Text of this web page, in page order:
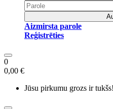
Aizmirsta parole
Reģistrēties
0
0,00 €
Jūsu pirkumu grozs ir tukšs!